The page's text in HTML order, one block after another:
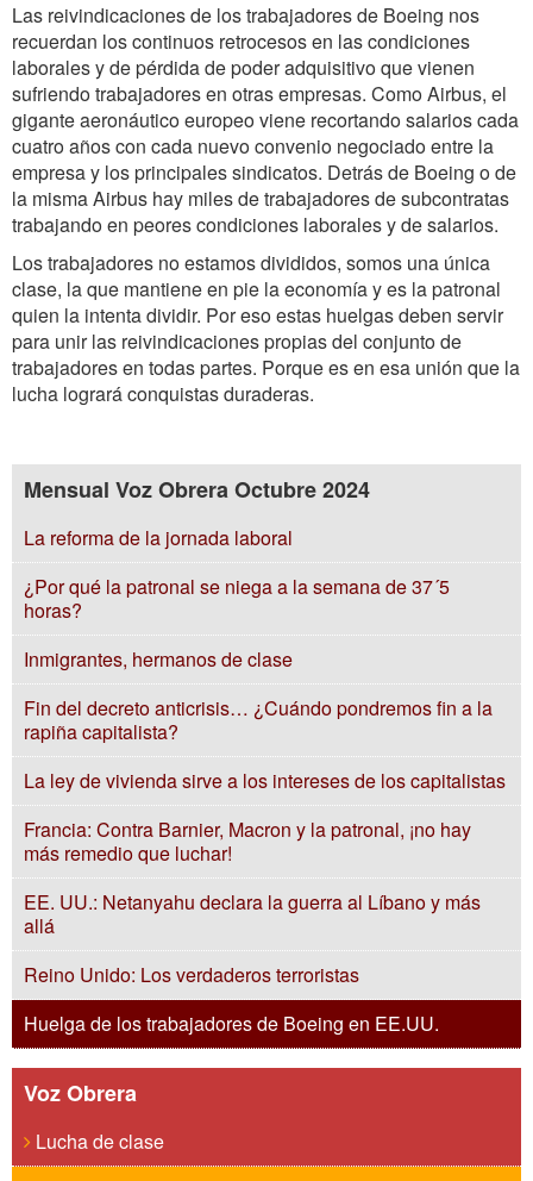
Las reivindicaciones de los trabajadores de Boeing nos
recuerdan los continuos retrocesos en las condiciones
laborales y de pérdida de poder adquisitivo que vienen
sufriendo trabajadores en otras empresas. Como Airbus, el
gigante aeronáutico europeo viene recortando salarios cada
cuatro años con cada nuevo convenio negociado entre la
empresa y los principales sindicatos. Detrás de Boeing o de
la misma Airbus hay miles de trabajadores de subcontratas
trabajando en peores condiciones laborales y de salarios.
Los trabajadores no estamos divididos, somos una única
clase, la que mantiene en pie la economía y es la patronal
quien la intenta dividir. Por eso estas huelgas deben servir
para unir las reivindicaciones propias del conjunto de
trabajadores en todas partes. Porque es en esa unión que la
lucha logrará conquistas duraderas.
Mensual Voz Obrera Octubre 2024
La reforma de la jornada laboral
¿Por qué la patronal se niega a la semana de 37´5
horas?
Inmigrantes, hermanos de clase
Fin del decreto anticrisis… ¿Cuándo pondremos fin a la
rapiña capitalista?
La ley de vivienda sirve a los intereses de los capitalistas
Francia: Contra Barnier, Macron y la patronal, ¡no hay
más remedio que luchar!
EE. UU.: Netanyahu declara la guerra al Líbano y más
allá
Reino Unido: Los verdaderos terroristas
Huelga de los trabajadores de Boeing en EE.UU.
Voz Obrera
Lucha de clase